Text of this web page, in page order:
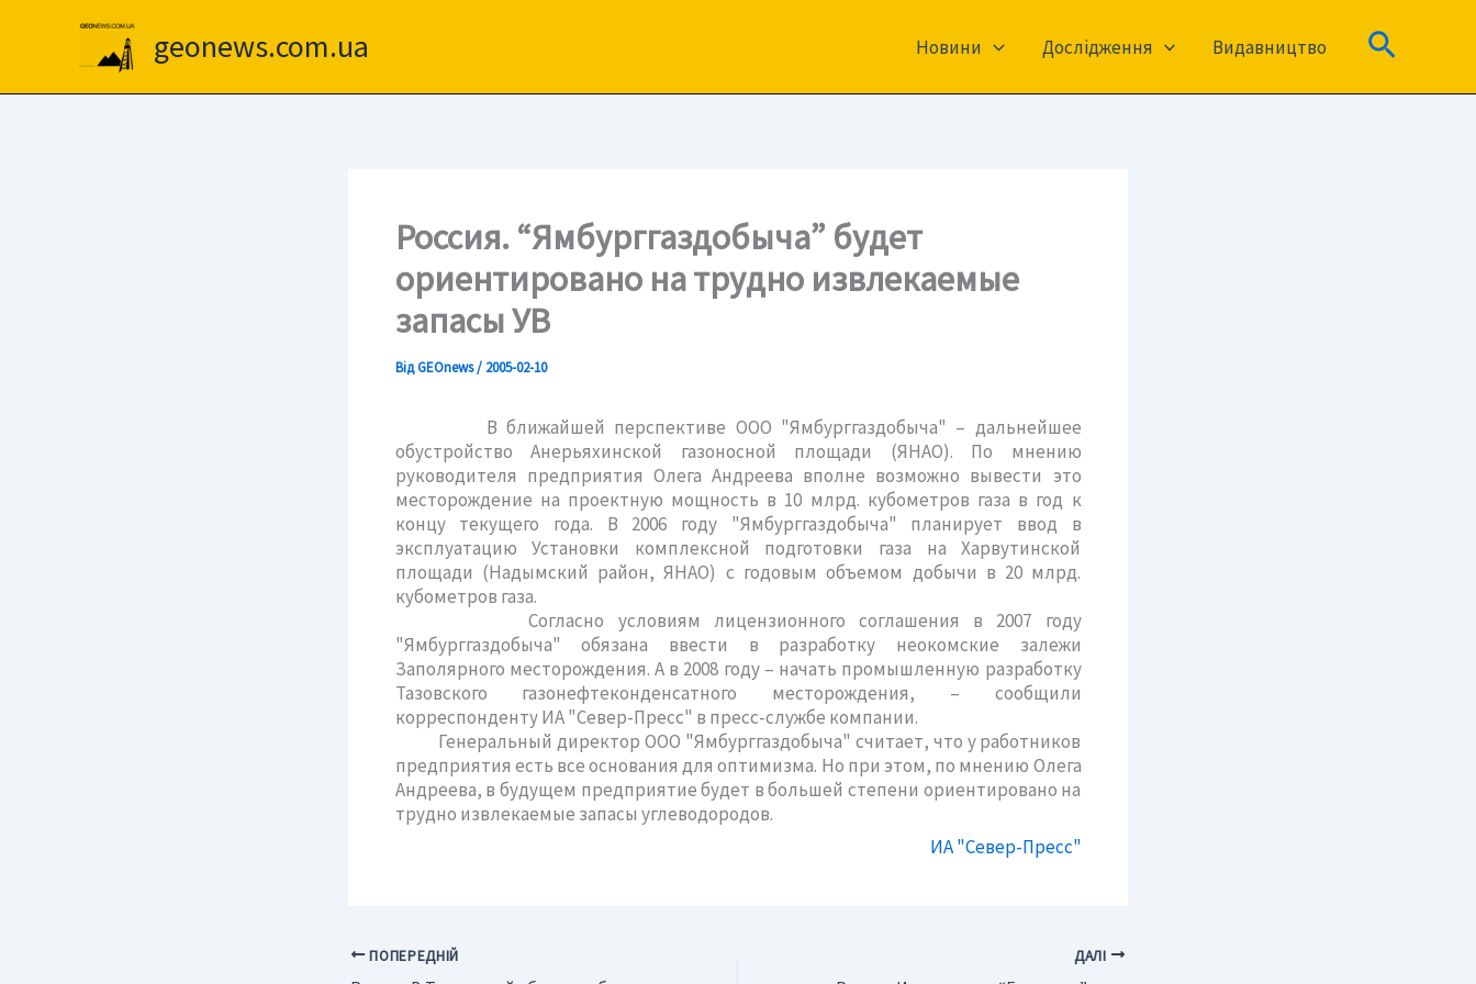
geonews.com.ua Новини Дослідження Видавництво Пошук
Россия. “Ямбурггаздобыча” будет
ориентировано на трудно извлекаемые
запасы УВ
ВідGEOnews/ 2005-02-10
В ближайшей перспективе ООО "Ямбурггаздобыча" – дальнейшее
обустройство Анерьяхинской газоносной площади (ЯНАО). По мнению
руководителя предприятия Олега Андреева вполне возможно вывести это
месторождение на проектную мощность в 10 млрд. кубометров газа в год к
концу текущего года. В 2006 году "Ямбурггаздобыча" планирует ввод в
эксплуатацию Установки комплексной подготовки газа на Харвутинской
площади (Надымский район, ЯНАО) с годовым объемом добычи в 20 млрд.
кубометров газа.
Согласно условиям лицензионного соглашения в 2007 году
"Ямбурггаздобыча" обязана ввести в разработку неокомские залежи
Заполярного месторождения. А в 2008 году – начать промышленную разработку
Тазовского газонефтеконденсатного месторождения, – сообщили
корреспонденту ИА "Север-Пресс" в пресс-службе компании.
Генеральный директор ООО "Ямбурггаздобыча" считает, что у работников
предприятия есть все основания для оптимизма. Но при этом, по мнению Олега
Андреева, в будущем предприятие будет в большей степени ориентировано на
трудно извлекаемые запасы углеводородов.
ИА "Север-Пресс"
ПОПЕРЕДНІЙ ДАЛІ